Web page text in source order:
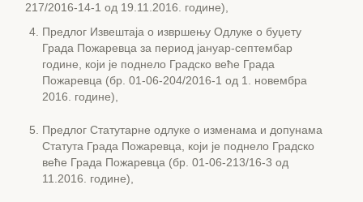
217/2016-14-1 од 19.11.2016. године),
Предлог Извештаја о извршењу Одлуке о буџету
Града Пожаревца за период јануар-септембар
године, који је поднело Градско веће Града
Пожаревца (бр. 01-06-204/2016-1 од 1. новембра
2016. године),
Предлог Статутарне одлуке о изменама и допунама
Статута Града Пожаревца, који је поднело Градско
веће Града Пожаревца (бр. 01-06-213/16-3 од
11.2016. године),